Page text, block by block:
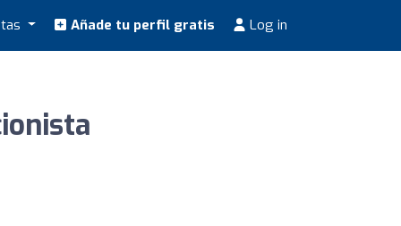
Añade tu perfil gratis Log in